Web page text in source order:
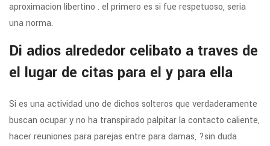
aproximacion libertino . el primero es si fue respetuoso, seri­a
una norma.
Di adios alrededor celibato a traves de
el lugar de citas para el y para ella
Si es una actividad uno de dichos solteros que verdaderamente
buscan ocupar y no ha transpirado palpitar la contacto caliente,
hacer reuniones para parejas entre para damas, ?sin duda